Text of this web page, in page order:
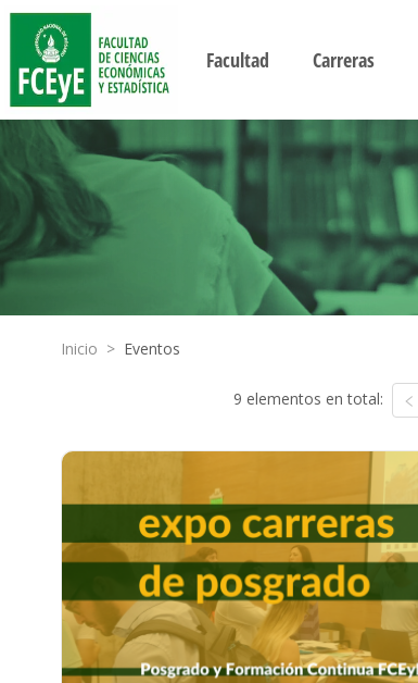
Facultad Carreras
Inicio > Eventos
9 elementos en total: